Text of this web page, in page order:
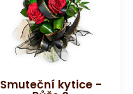
Smuteční kytice -